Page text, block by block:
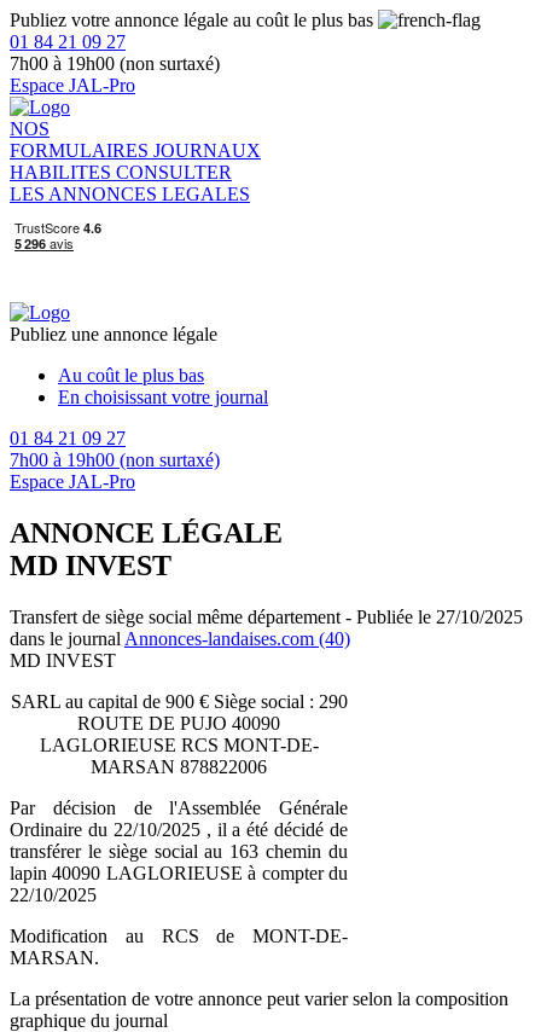
Publiez votre annonce légale au coût le plus bas
01 84 21 09 27
7h00 à 19h00 (non surtaxé)
Espace JAL-Pro
NOS
FORMULAIRES JOURNAUX
HABILITES CONSULTER
LES ANNONCES LEGALES
Publiez une annonce légale
Au coût le plus bas
En choisissant votre journal
01 84 21 09 27
7h00 à 19h00 (non surtaxé)
Espace JAL-Pro
ANNONCE LÉGALE
MD INVEST
Transfert de siège social même département - Publiée le 27/10/2025
dans le journal Annonces-landaises.com (40)
MD INVEST
SARL au capital de 900 € Siège social : 290
ROUTE DE PUJO 40090
LAGLORIEUSE RCS MONT-DE-
MARSAN 878822006
Par décision de l'Assemblée Générale
Ordinaire du 22/10/2025 , il a été décidé de
transférer le siège social au 163 chemin du
lapin 40090 LAGLORIEUSE à compter du
22/10/2025
Modification au RCS de MONT-DE-
MARSAN.
La présentation de votre annonce peut varier selon la composition
graphique du journal